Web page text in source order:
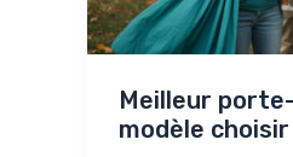
Meilleur
modèle choisir